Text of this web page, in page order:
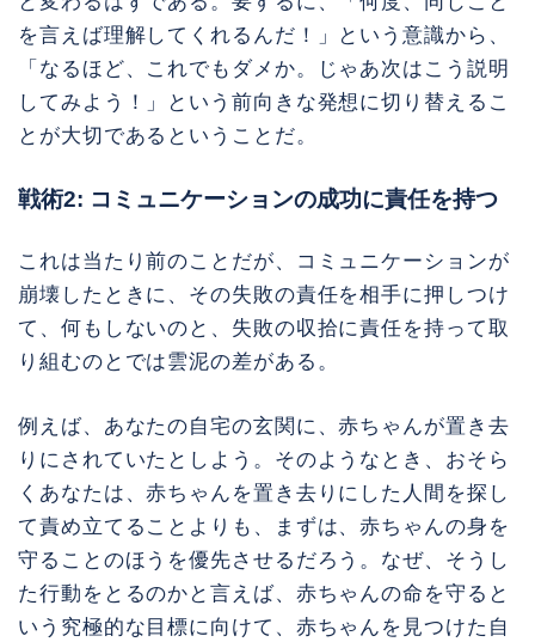
を言えば理解してくれるんだ！」という意識から、
「なるほど、これでもダメか。じゃあ次はこう説明
してみよう！」という前向きな発想に切り替えるこ
とが大切であるということだ。
戦術2: コミュニケーションの成功に責任を持つ
これは当たり前のことだが、コミュニケーションが
崩壊したときに、その失敗の責任を相手に押しつけ
て、何もしないのと、失敗の収拾に責任を持って取
り組むのとでは雲泥の差がある。
例えば、あなたの自宅の玄関に、赤ちゃんが置き去
りにされていたとしよう。そのようなとき、おそら
くあなたは、赤ちゃんを置き去りにした人間を探し
て責め立てることよりも、まずは、赤ちゃんの身を
守ることのほうを優先させるだろう。なぜ、そうし
た行動をとるのかと言えば、赤ちゃんの命を守ると
いう究極的な目標に向けて、赤ちゃんを見つけた自